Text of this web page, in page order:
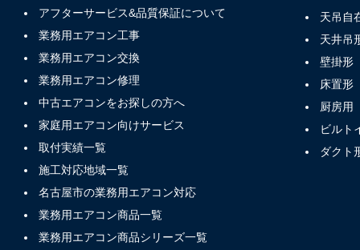
アフターサービス&品質保証について
業務用エアコン工事
業務用エアコン交換
業務用エアコン修理
中古エアコンをお探しの方へ
家庭用エアコン向けサービス
取付実績一覧
施工対応地域一覧
名古屋市の業務用エアコン対応
業務用エアコン商品一覧
業務用エアコン商品シリーズ一覧
天吊自
天井吊
壁掛形
床置形
厨房用
ビルト
ダクト